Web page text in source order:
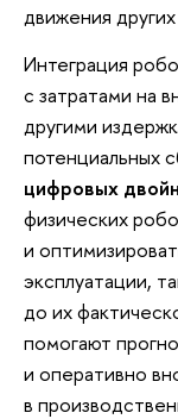
движения
Интеграция
с затратами на
другими
потенциальных
цифровых
физических
и
эксплуатации,
до их
помогают
и оперативно
в